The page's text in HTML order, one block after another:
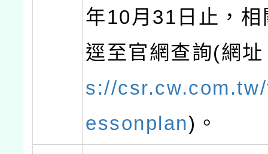
年10月31日止，相
逕至官網查詢(網
s://
essonplan)。